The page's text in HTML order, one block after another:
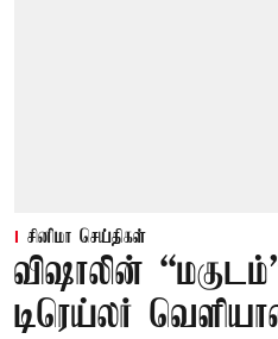
சினிமா செய்திகள்
விஷாலின்
டிரெய்லர்